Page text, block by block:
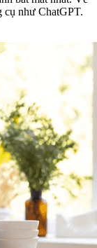
cụ như ChatGPT.